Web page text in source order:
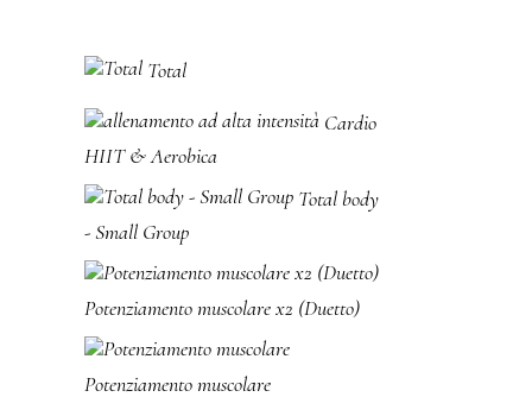
Total
Cardio
HIIT & Aerobica
Total body
- Small Group
Potenziamento muscolare x2 (Duetto)
Potenziamento muscolare